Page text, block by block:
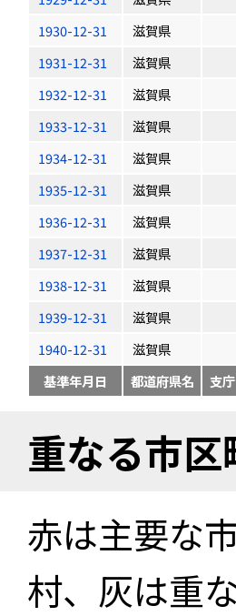
1930-12-31
滋賀県
1931-12-31
滋賀県
1932-12-31
滋賀県
1933-12-31
滋賀県
1934-12-31
滋賀県
1935-12-31
滋賀県
1936-12-31
滋賀県
1937-12-31
滋賀県
1938-12-31
滋賀県
1939-12-31
滋賀県
1940-12-31
滋賀県
基準年月日
都道府県名 支
重なる市
赤は主要な
村、灰は重